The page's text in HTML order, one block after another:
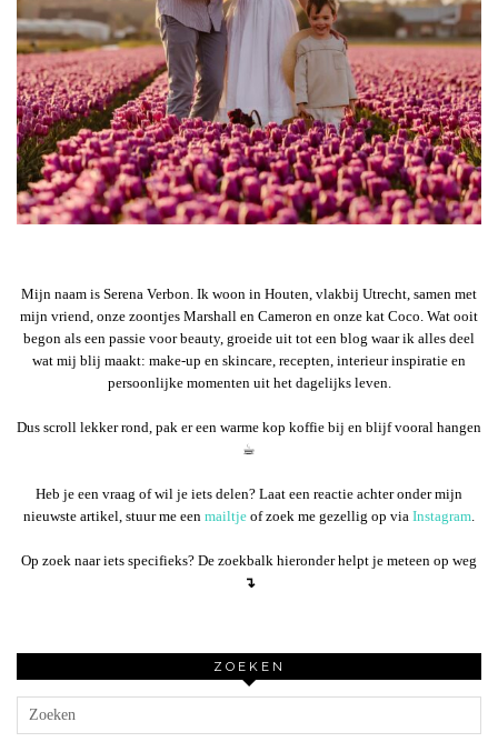
Mijn naam is Serena Verbon. Ik woon in Houten, vlakbij Utrecht, samen met
mijn vriend, onze zoontjes Marshall en Cameron en onze kat Coco. Wat ooit
begon als een passie voor beauty, groeide uit tot een blog waar ik alles deel
wat mij blij maakt: make-up en skincare, recepten, interieur inspiratie en
persoonlijke momenten uit het dagelijks leven.
Dus scroll lekker rond, pak er een warme kop koffie bij en blijf vooral hangen
☕︎
Heb je een vraag of wil je iets delen? Laat een reactie achter onder mijn
nieuwste artikel, stuur me een mailtje of zoek me gezellig op via Instagram.
Op zoek naar iets specifieks? De zoekbalk hieronder helpt je meteen op weg
↴
ZOEKEN